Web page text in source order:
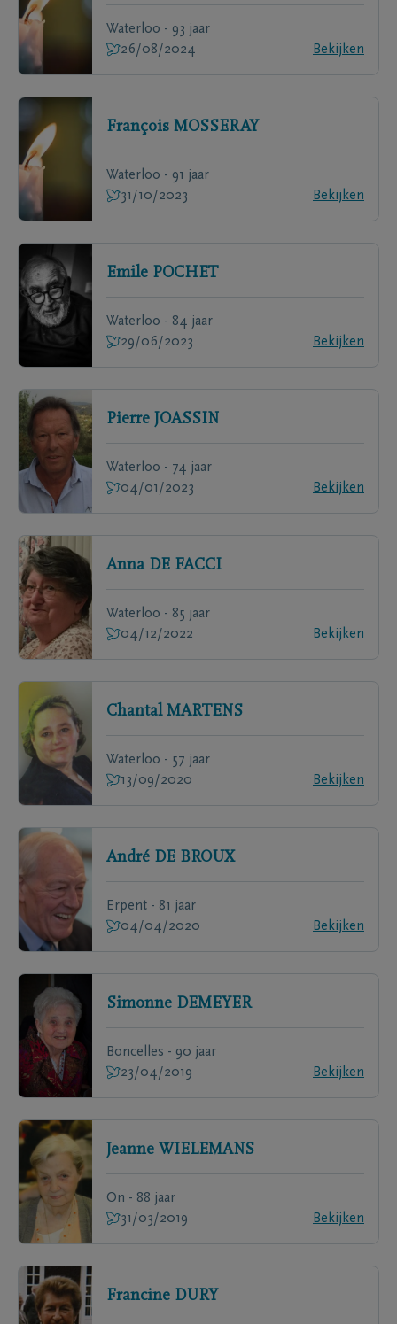
Waterloo - 93 jaar
26/08/2024
Bekijken
François MOSSERAY
Waterloo - 91 jaar
31/10/2023
Bekijken
Emile POCHET
Waterloo - 84 jaar
29/06/2023
Bekijken
Pierre JOASSIN
Waterloo - 74 jaar
04/01/2023
Bekijken
Anna DE FACCI
Waterloo - 85 jaar
04/12/2022
Bekijken
Chantal MARTENS
Waterloo - 57 jaar
13/09/2020
Bekijken
André DE BROUX
Erpent - 81 jaar
04/04/2020
Bekijken
Simonne DEMEYER
Boncelles - 90 jaar
23/04/2019
Bekijken
Jeanne WIELEMANS
On - 88 jaar
31/03/2019
Bekijken
Francine DURY